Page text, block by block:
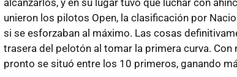
unieron los pilotos Open, la clasificación por
si se esforzaban al máximo. Las cosas
trasera del pelotón al tomar la primera curva.
pronto se situó entre los 10 primeros, ganando